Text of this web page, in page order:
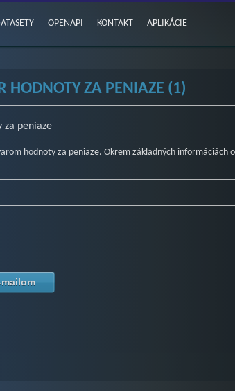
OPENAPI KONTAKT APLIKÁCIE
HODNOTY ZA PENIAZE (1)
za peniaze
hodnoty za peniaze. Okrem základných informáciách